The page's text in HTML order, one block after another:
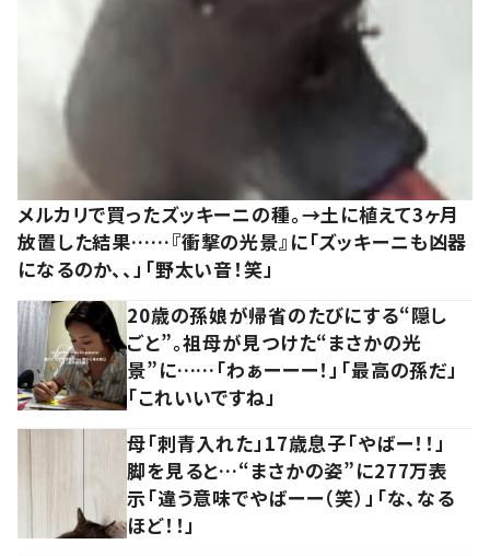
メルカリで買ったズッキーニの種。→土に植えて3ヶ月
放置した結果……『衝撃の光景』に「ズッキーニも凶器
になるのか、、」「野太い音！笑」
20歳の孫娘が帰省のたびにする“隠し
ごと”。祖母が見つけた“まさかの光
景”に……「わぁーーー！」「最高の孫だ」
「これいいですね」
母「刺青入れた」17歳息子「やばー！！」
脚を見ると…“まさかの姿”に277万表
示「違う意味でやばーー（笑）」「な、なる
ほど！！」